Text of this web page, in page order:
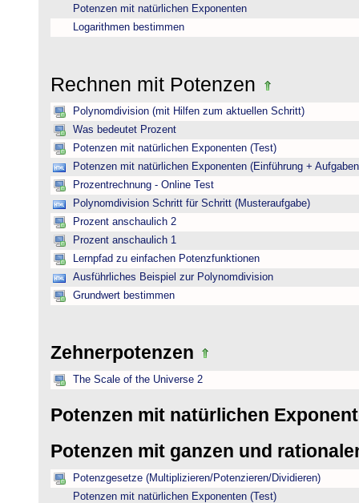
Potenzen mit natürlichen Exponenten
Logarithmen bestimmen
Rechnen mit Potenzen
Polynomdivision (mit Hilfen zum aktuellen Schritt)
Was bedeutet Prozent
Potenzen mit natürlichen Exponenten (Test)
Potenzen mit natürlichen Exponenten (Einführung +
Prozentrechnung - Online Test
Polynomdivision Schritt für Schritt (Musteraufgabe)
Prozent anschaulich 2
Prozent anschaulich 1
Lernpfad zu einfachen Potenzfunktionen
Ausführliches Beispiel zur Polynomdivision
Grundwert bestimmen
Zehnerpotenzen
The Scale of the Universe 2
Potenzen mit natürlichen
Potenzen mit ganzen und
Potenzgesetze (Multiplizieren/Potenzieren/Dividieren)
Potenzen mit natürlichen Exponenten (Test)